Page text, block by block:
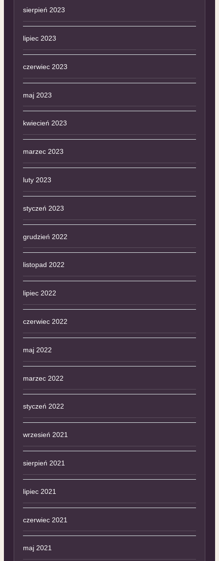
sierpień 2023
lipiec 2023
czerwiec 2023
maj 2023
kwiecień 2023
marzec 2023
luty 2023
styczeń 2023
grudzień 2022
listopad 2022
lipiec 2022
czerwiec 2022
maj 2022
marzec 2022
styczeń 2022
wrzesień 2021
sierpień 2021
lipiec 2021
czerwiec 2021
maj 2021